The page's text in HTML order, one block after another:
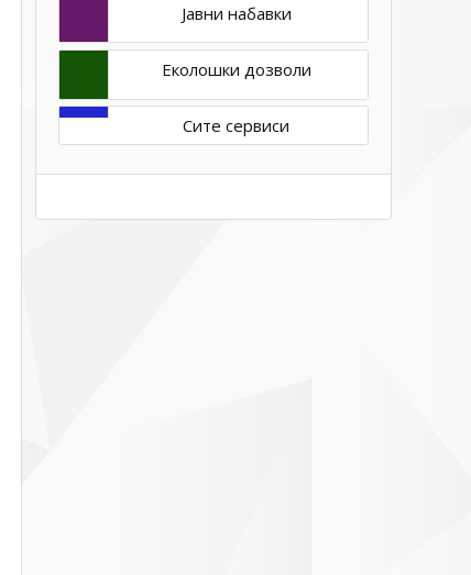
Јавни набавки
Еколошки дозволи
Сите сервиси